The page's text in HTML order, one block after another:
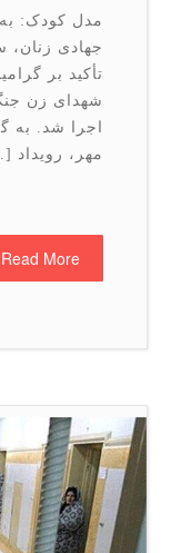
مدل کودک: به
جهادی زنان، سلامت
تأکید بر
اجرا شد. به گزارش
مهر، رویداد […]
Read More